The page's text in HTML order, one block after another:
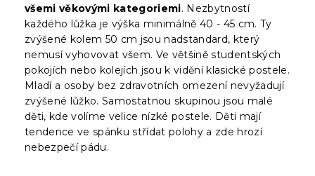
všemi věkovými kategoriemi. Nezbytností
každého lůžka je výška minimálně 40 - 45 cm. Ty
zvýšené kolem 50 cm jsou nadstandard, který
nemusí vyhovovat všem. Ve většině studentských
pokojích nebo kolejích jsou k vidění klasické postele.
Mladí a osoby bez zdravotních omezení nevyžadují
zvýšené lůžko. Samostatnou skupinou jsou malé
děti, kde volíme velice nízké postele. Děti mají
tendence ve spánku střídat polohy a zde hrozí
nebezpečí pádu.